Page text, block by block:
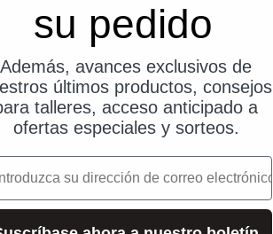
su pedido
Además, avances exclusivos de
últimos productos, consejos
talleres, acceso anticipado a
ofertas especiales y sorteos.
electrónico